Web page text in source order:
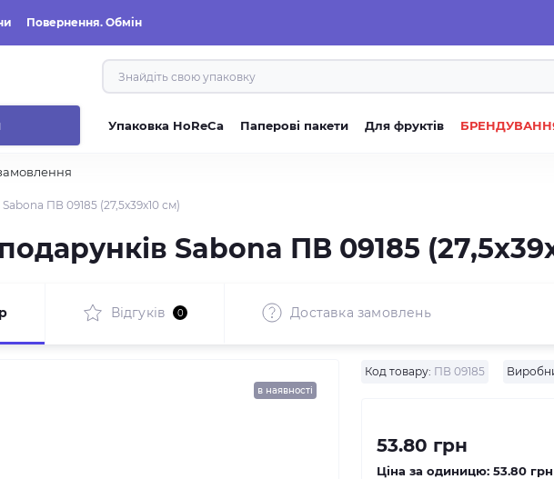
Повернення. Обмін
Упаковка HoReCa Паперові пакети Для фруктів
ПВ 09185 (27,5x39x10 см)
Sabona ПВ 09185
Відгуків 0 Доставка замовлень
в наявності
Код товару: ПВ 09185
53.80 грн
Ціна за одиницю: 53.80 грн